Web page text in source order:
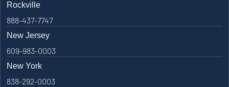
Rockville
888-437-7747
New Jersey
609-983-0003
New York
838-292-0003